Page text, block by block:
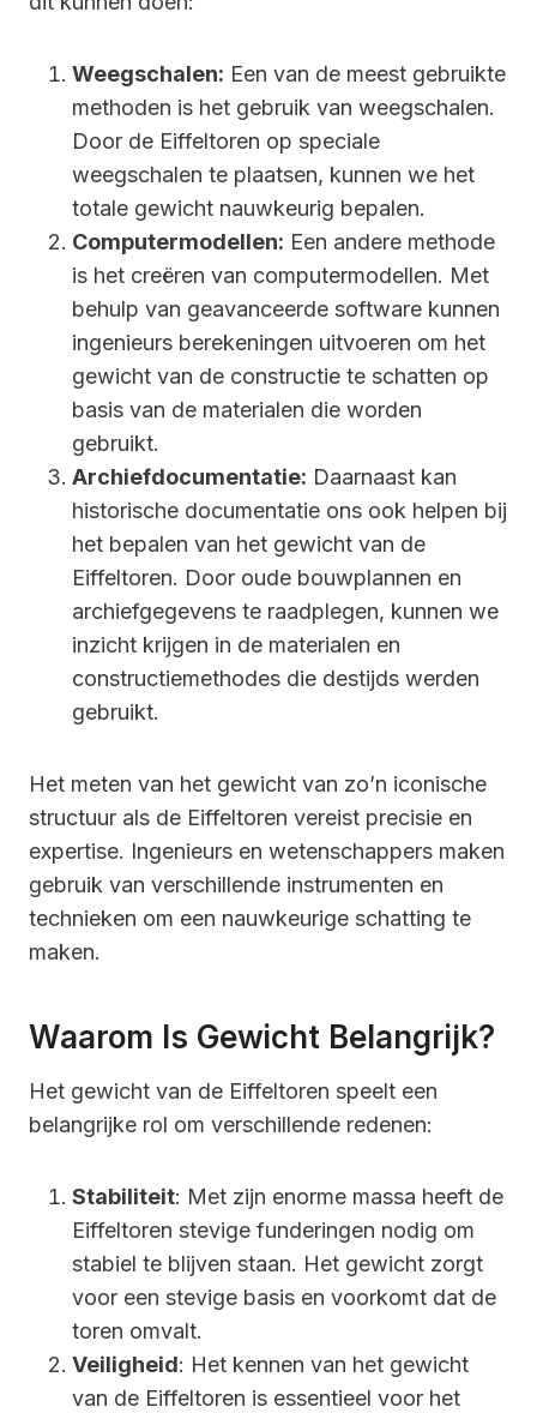
Weegschalen: Een van de meest gebruikte
methoden is het gebruik van weegschalen.
Door de Eiffeltoren op speciale
weegschalen te plaatsen, kunnen we het
totale gewicht nauwkeurig bepalen.
Computermodellen: Een andere methode
is het creëren van computermodellen. Met
behulp van geavanceerde software kunnen
ingenieurs berekeningen uitvoeren om het
gewicht van de constructie te schatten op
basis van de materialen die worden
gebruikt.
Archiefdocumentatie: Daarnaast kan
historische documentatie ons ook helpen bij
het bepalen van het gewicht van de
Eiffeltoren. Door oude bouwplannen en
archiefgegevens te raadplegen, kunnen we
inzicht krijgen in de materialen en
constructiemethodes die destijds werden
gebruikt.
Het meten van het gewicht van zo’n iconische
structuur als de Eiffeltoren vereist precisie en
expertise. Ingenieurs en wetenschappers maken
gebruik van verschillende instrumenten en
technieken om een nauwkeurige schatting te
maken.
Waarom Is Gewicht Belangrijk?
Het gewicht van de Eiffeltoren speelt een
belangrijke rol om verschillende redenen:
Stabiliteit: Met zijn enorme massa heeft de
Eiffeltoren stevige funderingen nodig om
stabiel te blijven staan. Het gewicht zorgt
voor een stevige basis en voorkomt dat de
toren omvalt.
Veiligheid: Het kennen van het gewicht
van de Eiffeltoren is essentieel voor het